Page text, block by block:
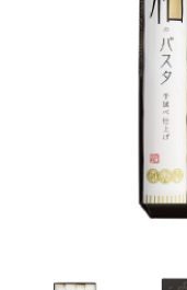
絹ひめ各種
ひやむぎ